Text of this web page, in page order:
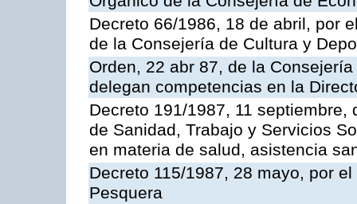
Decreto 66/1986, 18 de abril, por
de la Consejería de Cultura y
Orden, 22 abr 87, de la
delegan competencias en la
Decreto 191/1987, 11
de Sanidad, Trabajo y Servicios
en materia de salud, asistencia
Decreto 115/1987, 28 mayo, por
Pesquera